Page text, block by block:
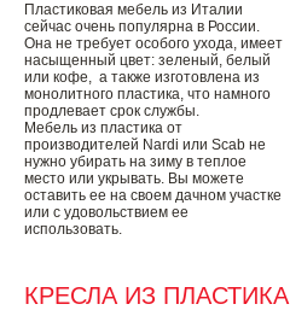
Пластиковая мебель из Италии
сейчас очень популярна в России.
Она не требует особого ухода, имеет
насыщенный цвет: зеленый, белый
или кофе, а также изготовлена из
монолитного пластика, что намного
продлевает срок службы.
Мебель из пластика от
производителей Nardi или Scab не
нужно убирать на зиму в теплое
место или укрывать. Вы можете
оставить ее на своем дачном участке
или с удовольствием ее
использовать.
КРЕСЛА ИЗ ПЛАСТИКА